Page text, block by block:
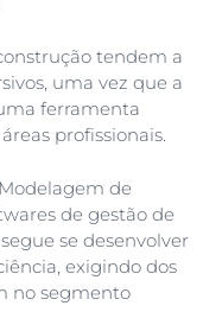
tendem a
uma vez que a
ferramenta
profissionais.
de
de gestão de
se desenvolver
exigindo dos
no segmento